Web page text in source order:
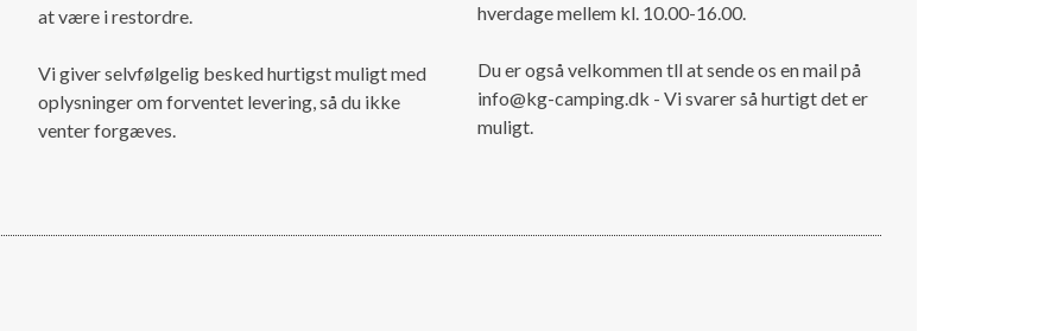
at være i restordre.
Vi giver selvfølgelig besked hurtigst muligt med
oplysninger om forventet levering, så du ikke
venter forgæves.
hverdage mellem kl. 10.00-16.00.
Du er også velkommen tll at sende os en mail på
info@kg-camping.dk - Vi svarer så hurtigt det er
muligt.